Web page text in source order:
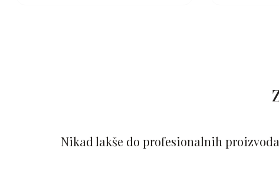
Nikad lakše do profesionalnih